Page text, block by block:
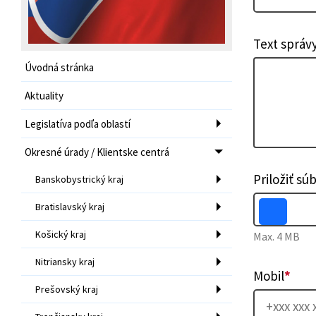
Úvodná stránka
Aktuality
Legislatíva podľa oblastí
Okresné úrady / Klientske centrá
Banskobystrický kraj
Bratislavský kraj
Košický kraj
Nitriansky kraj
Prešovský kraj
Text
Priložiť
Max. 4 MB
Mobil*